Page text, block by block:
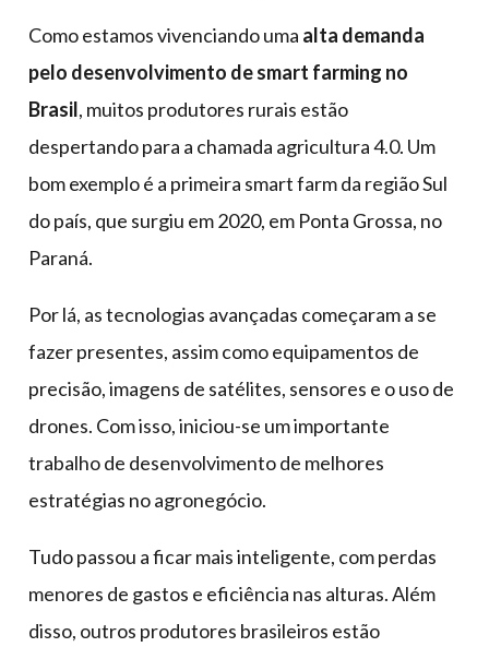
Como estamos vivenciando uma alta demanda
pelo desenvolvimento de smart farming no
Brasil, muitos produtores rurais estão
despertando para a chamada agricultura 4.0. Um
bom exemplo é a primeira smart farm da região Sul
do país, que surgiu em 2020, em Ponta Grossa, no
Paraná.
Por lá, as tecnologias avançadas começaram a se
fazer presentes, assim como equipamentos de
precisão, imagens de satélites, sensores e o uso de
drones. Com isso, iniciou-se um importante
trabalho de desenvolvimento de melhores
estratégias no agronegócio.
Tudo passou a ficar mais inteligente, com perdas
menores de gastos e eficiência nas alturas. Além
disso, outros produtores brasileiros estão